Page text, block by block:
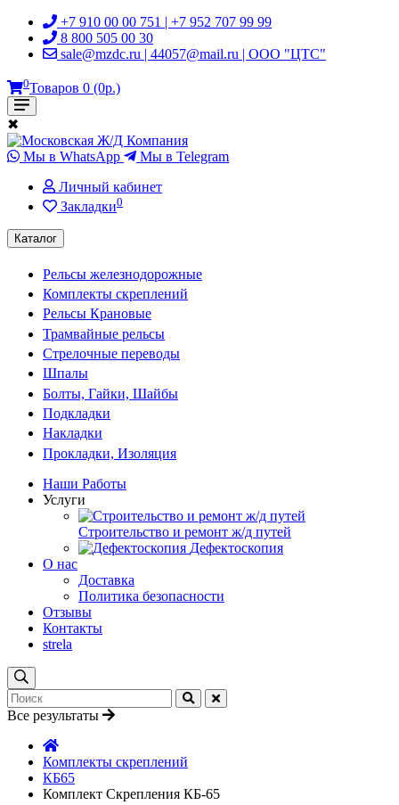
+7 910 00 00 751 | +7 952 707 99 99
8 800 505 00 30
sale@mzdc.ru | 44057@mail.ru | ООО "ЦТС"
0Товаров 0 (0р.)
✖
Мы в WhatsApp
Мы в Telegram
Личный кабинет
Закладки0
Каталог
Рельсы железнодорожные
Комплекты скреплений
Рельсы Крановые
Трамвайные рельсы
Стрелочные переводы
Шпалы
Болты, Гайки, Шайбы
Подкладки
Накладки
Прокладки, Изоляция
Наши Работы
Услуги
Строительство и ремонт ж/д путей
Дефектоскопия
О нас
Доставка
Политика безопасности
Отзывы
Контакты
strela
Все результаты
Комплекты скреплений
КБ65
Комплект Скрепления КБ-65